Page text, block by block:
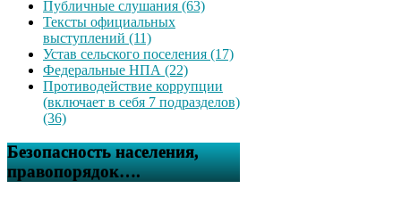
Публичные слушания (63)
Тексты официальных
выступлений (11)
Устав сельского поселения (17)
Федеральные НПА (22)
Противодействие коррупции
(включает в себя 7 подразделов)
(36)
Безопасность населения,
правопорядок….